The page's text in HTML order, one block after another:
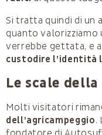
Si tratta quindi di un
quanto valorizziamo
verrebbe gettata, e
custodire l’identità
Le scale
Molti visitatori
dell’agricampeggio.